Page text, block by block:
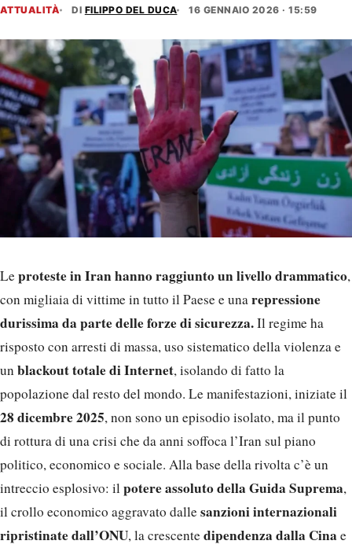
ATTUALITÀ DI FILIPPO DEL DUCA 16 GENNAIO 2026 · 15:59
Leproteste in Iran hanno raggiunto un livello drammatico,
con migliaia di vittime in tutto il Paese e unarepressione
durissima da parte delle forze di sicurezza.Il regime ha
risposto con arresti di massa, uso sistematico della violenza e
unblackout totale di Internet, isolando di fatto la
popolazione dal resto del mondo. Le manifestazioni, iniziate il
28 dicembre 2025, non sono un episodio isolato, ma il punto
di rottura di una crisi che da anni soffoca l’Iran sul piano
politico, economico e sociale. Alla base della rivolta c’è un
intreccio esplosivo: ilpotere assoluto della Guida Suprema,
il crollo economico aggravato dallesanzioni internazionali
ripristinate dall’ONU, la crescentedipendenza dalla Cina e